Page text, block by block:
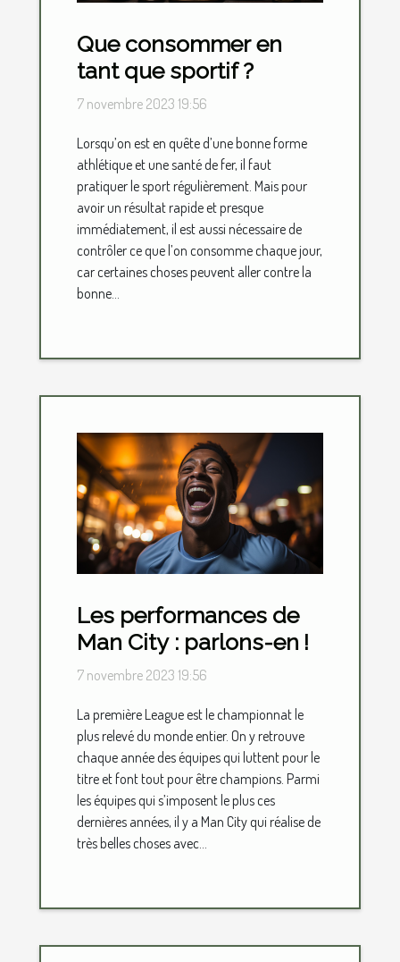
Que consommer en
tant que sportif ?
7 novembre 2023 19:56
Lorsqu’on est en quête d’une bonne forme
athlétique et une santé de fer, il faut
pratiquer le sport régulièrement. Mais pour
avoir un résultat rapide et presque
immédiatement, il est aussi nécessaire de
contrôler ce que l’on consomme chaque jour,
car certaines choses peuvent aller contre la
bonne...
Les performances de
Man City : parlons-en !
7 novembre 2023 19:56
La première League est le championnat le
plus relevé du monde entier. On y retrouve
chaque année des équipes qui luttent pour le
titre et font tout pour être champions. Parmi
les équipes qui s’imposent le plus ces
dernières années, il y a Man City qui réalise de
très belles choses avec...